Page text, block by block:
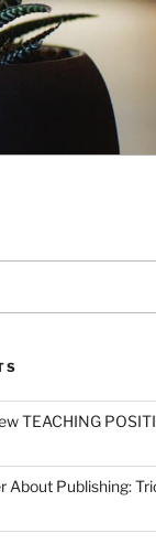
TEACHING
About Publishing: